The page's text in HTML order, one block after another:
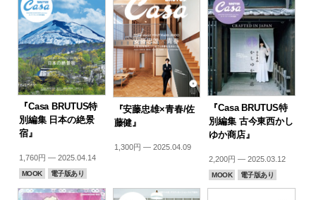
『Casa BRUTUS特
別編集 日本の絶景
宿』
1,760円 — 2025.04.14
MOOK 電子版あり
『安藤忠雄×青春/佐
藤健』
1,300円 — 2025.04.09
『Casa BRUTUS特
別編集 古今東西かし
ゆか商店』
2,200円 — 2025.03.12
MOOK 電子版あり